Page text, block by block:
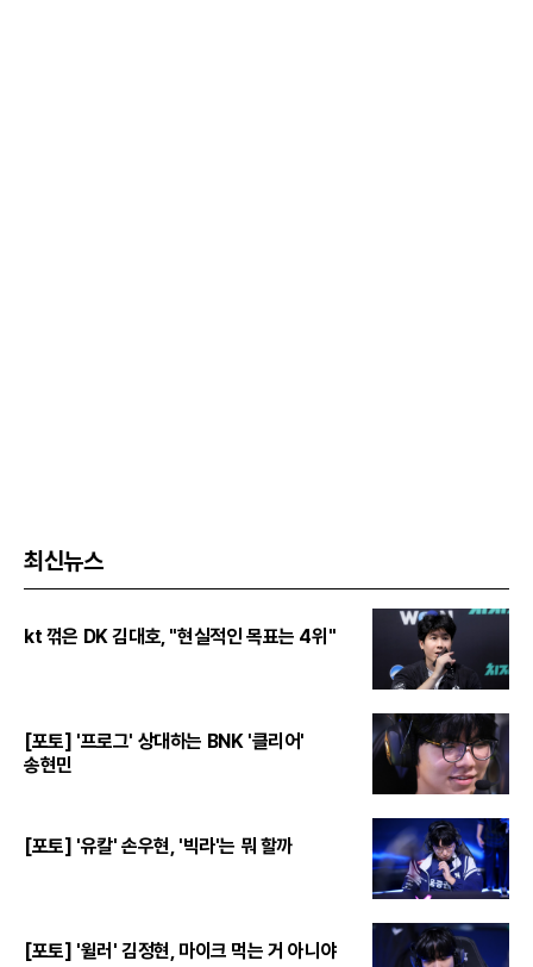
최신뉴스
kt 꺾은 DK 김대호, "현실적인 목표는 4위"
[포토] '프로그' 상대하는 BNK '클리어'
송현민
[포토] '유칼' 손우현, '빅라'는 뭐 할까
[포토] '윌러' 김정현, 마이크 먹는 거 아니야